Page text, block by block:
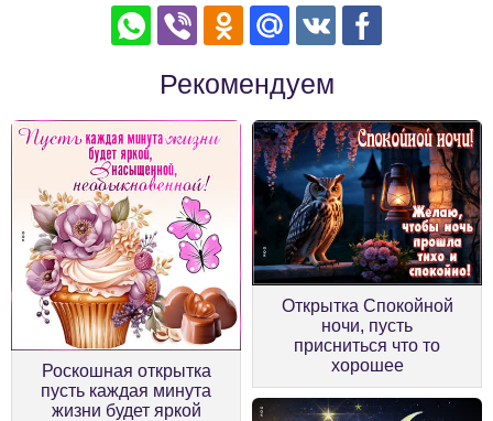
Рекомендуем
Роскошная открытка
пусть каждая минута
жизни будет яркой
Открытка Спокойной
ночи, пусть
присниться что то
хорошее